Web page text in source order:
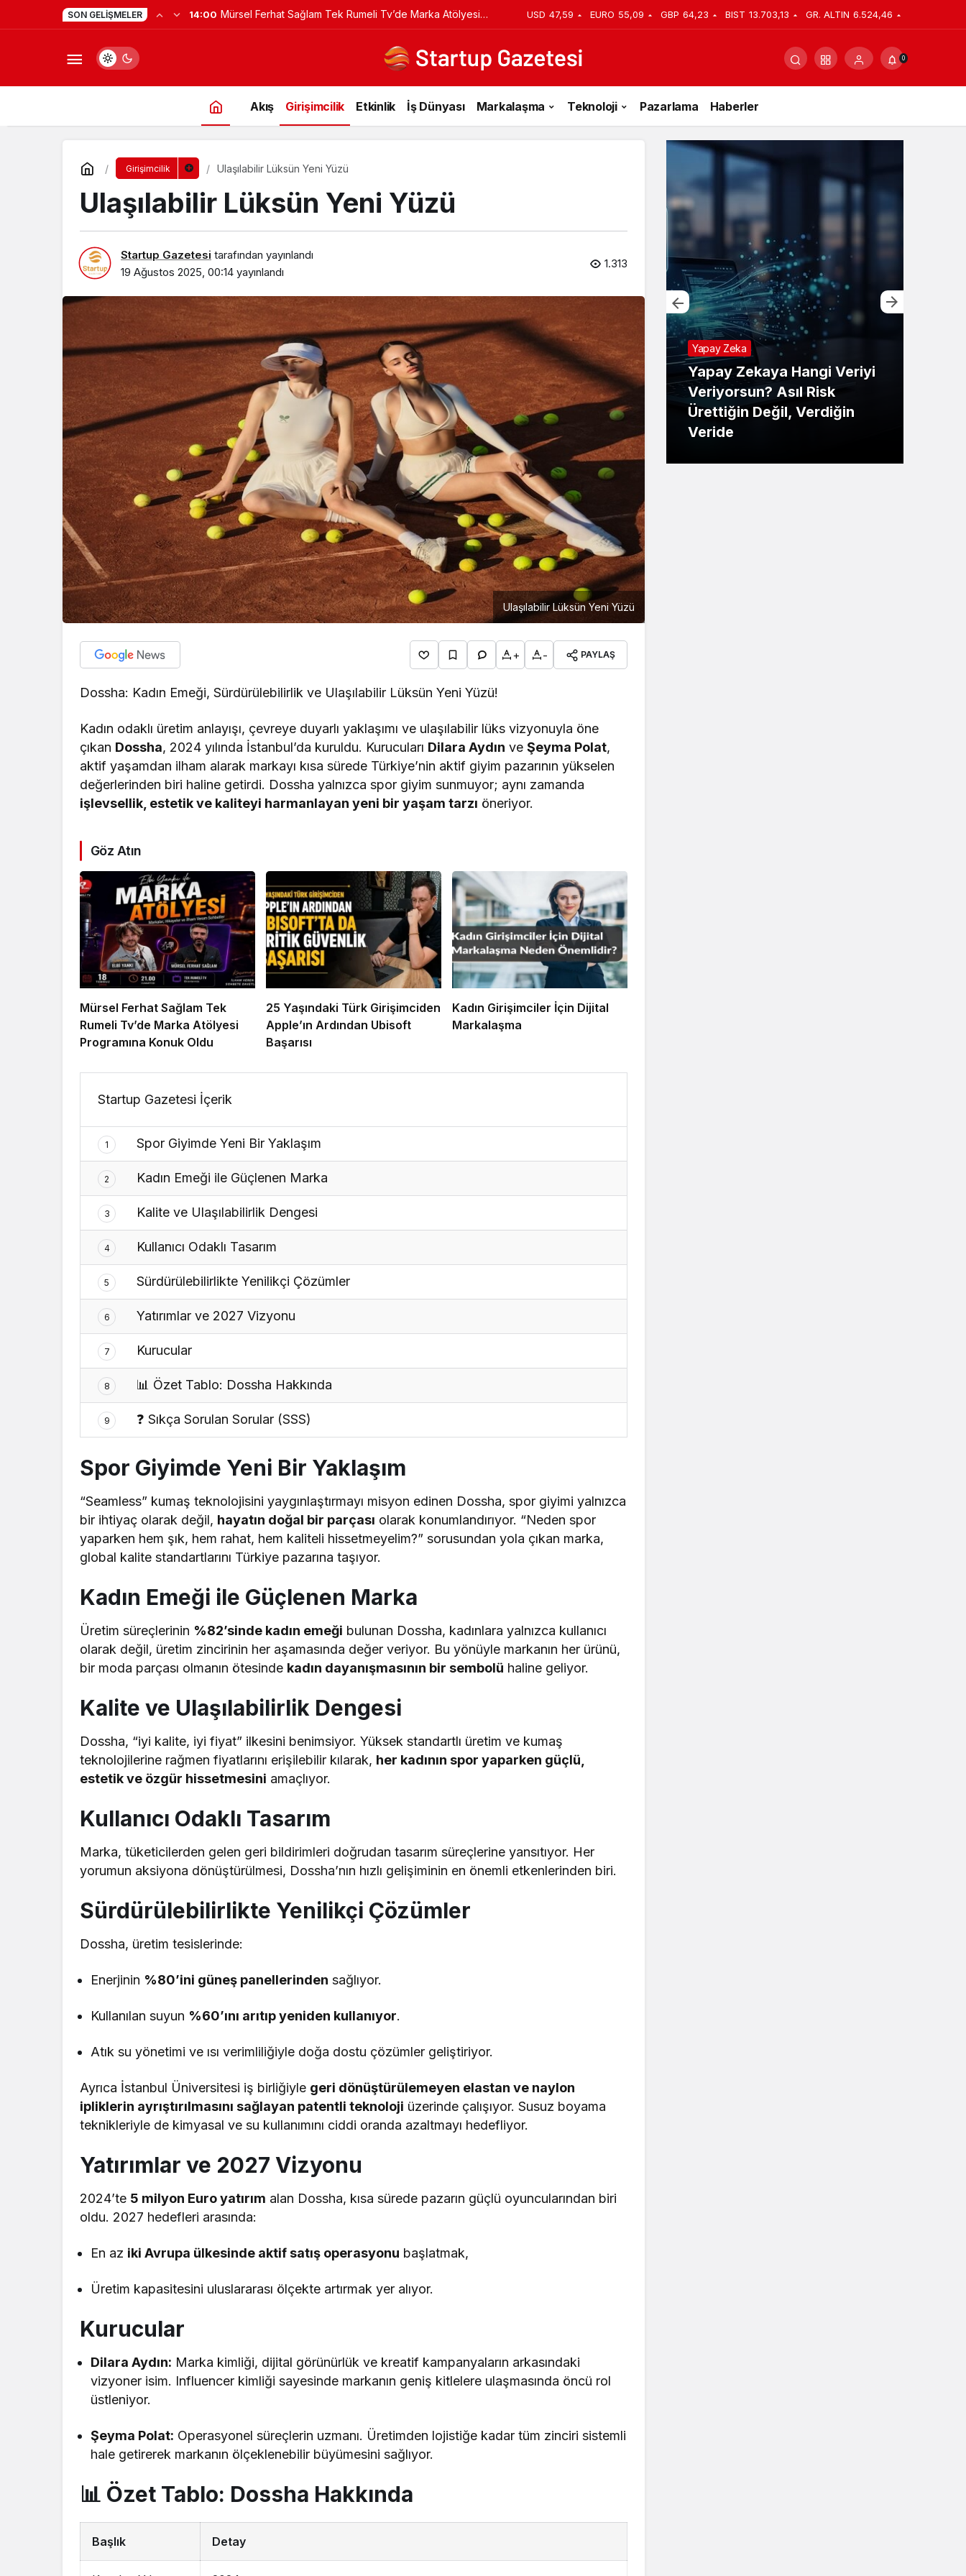
SON GELIŞMELER 0:23 Yapay Zekaya Hangi Veriyi Veriyorsun? Asıl Risk Ürettiğin USD 47,59 EURO 55,09 GBP 64,23 BIST 13.703,13 GR. ALTIN 6.524,46
0
Akış Girişimcilik Etkinlik İş Dünyası Markalaşma Teknoloji Pazarlama Haberler
Girişimcilik Ulaşılabilir Lüksün Yeni Yüzü
Ulaşılabilir Lüksün Yeni Yüzü
Startup Gazetesi tarafından yayınlandı
19 Ağustos 2025, 00:14 yayınlandı
1.313
Ulaşılabilir Lüksün Yeni Yüzü
+ - PAYLAŞ
Dossha: Kadın Emeği, Sürdürülebilirlik ve Ulaşılabilir Lüksün Yeni Yüzü!
Kadın odaklı üretim anlayışı, çevreye duyarlı yaklaşımı ve ulaşılabilir lüks vizyonuyla öne
çıkan Dossha, 2024 yılında İstanbul’da kuruldu. Kurucuları Dilara Aydın veŞeyma Polat,
aktif yaşamdan ilham alarak markayı kısa sürede Türkiye’nin aktif giyim pazarının yükselen
değerlerinden biri haline getirdi. Dossha yalnızca spor giyim sunmuyor; aynı zamanda
işlevsellik, estetik ve kaliteyi harmanlayan yeni bir yaşam tarzı öneriyor.
Göz Atın
Mürsel Ferhat Sağlam Tek
Rumeli Tv’de Marka Atölyesi
Programına Konuk Oldu
25 Yaşındaki Türk Girişimciden
Apple’ın Ardından Ubisoft
Başarısı
Kadın Girişimciler İçin Dijital
Markalaşma
Startup Gazetesi İçerik
1 Spor Giyimde Yeni Bir Yaklaşım
2 Kadın Emeği ile Güçlenen Marka
3 Kalite ve Ulaşılabilirlik Dengesi
4 Kullanıcı Odaklı Tasarım
5 Sürdürülebilirlikte Yenilikçi Çözümler
6 Yatırımlar ve 2027 Vizyonu
7 Kurucular
8 📊 Özet Tablo: Dossha Hakkında
9 ❓ Sıkça Sorulan Sorular (SSS)
Spor Giyimde Yeni Bir Yaklaşım
“Seamless” kumaş teknolojisini yaygınlaştırmayı misyon edinen Dossha, spor giyimi yalnızca
bir ihtiyaç olarak değil, hayatın doğal bir parçası olarak konumlandırıyor. “Neden spor
yaparken hem şık, hem rahat, hem kaliteli hissetmeyelim?” sorusundan yola çıkan marka,
global kalite standartlarını Türkiye pazarına taşıyor.
Kadın Emeği ile Güçlenen Marka
Üretim süreçlerinin %82’sinde kadın emeği bulunan Dossha, kadınlara yalnızca kullanıcı
olarak değil, üretim zincirinin her aşamasında değer veriyor. Bu yönüyle markanın her ürünü,
bir moda parçası olmanın ötesinde kadın dayanışmasının bir sembolü haline geliyor.
Kalite ve Ulaşılabilirlik Dengesi
Dossha, “iyi kalite, iyi fiyat” ilkesini benimsiyor. Yüksek standartlı üretim ve kumaş
teknolojilerine rağmen fiyatlarını erişilebilir kılarak, her kadının spor yaparken güçlü,
estetik ve özgür hissetmesini amaçlıyor.
Kullanıcı Odaklı Tasarım
Marka, tüketicilerden gelen geri bildirimleri doğrudan tasarım süreçlerine yansıtıyor. Her
yorumun aksiyona dönüştürülmesi, Dossha’nın hızlı gelişiminin en önemli etkenlerinden biri.
Sürdürülebilirlikte Yenilikçi Çözümler
Dossha, üretim tesislerinde:
Enerjinin %80’ini güneş panellerinden sağlıyor.
Kullanılan suyun %60’ını arıtıp yeniden kullanıyor.
Atık su yönetimi ve ısı verimliliğiyle doğa dostu çözümler geliştiriyor.
Ayrıca İstanbul Üniversitesi iş birliğiyle geri dönüştürülemeyen elastan ve naylon
ipliklerin ayrıştırılmasını sağlayan patentli teknoloji üzerinde çalışıyor. Susuz boyama
teknikleriyle de kimyasal ve su kullanımını ciddi oranda azaltmayı hedefliyor.
Yatırımlar ve 2027 Vizyonu
2024’te 5 milyon Euro yatırım alan Dossha, kısa sürede pazarın güçlü oyuncularından biri
oldu. 2027 hedefleri arasında:
En az iki Avrupa ülkesinde aktif satış operasyonu başlatmak,
Üretim kapasitesini uluslararası ölçekte artırmak yer alıyor.
Kurucular
Dilara Aydın: Marka kimliği, dijital görünürlük ve kreatif kampanyaların arkasındaki
vizyoner isim. Influencer kimliği sayesinde markanın geniş kitlelere ulaşmasında öncü rol
üstleniyor.
Şeyma Polat: Operasyonel süreçlerin uzmanı. Üretimden lojistiğe kadar tüm zinciri sistemli
hale getirerek markanın ölçeklenebilir büyümesini sağlıyor.
📊 Özet Tablo: Dossha Hakkında
Başlık Detay
Girişimcilik
Mürsel Ferhat Sağlam Tek
Rumeli Tv’de Marka
Atölyesi Programına Konuk
Oldu
Yapay Zeka
Yapay Zekaya Hangi Veriyi
Veriyorsun? Asıl Risk
Ürettiğin Değil, Verdiğin
Veride